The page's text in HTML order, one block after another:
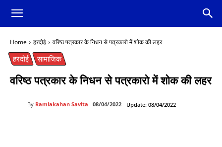
Home हरदोई वरिष्ठ पत्रकार के निधन से पत्रकारो में शोक की लहर
हरदोई सामाजिक
वरिष्ठ पत्रकार के निधन से पत्रकारो में शोक की लहर
By Ramlakahan Savita 08/04/2022 Update: 08/04/2022